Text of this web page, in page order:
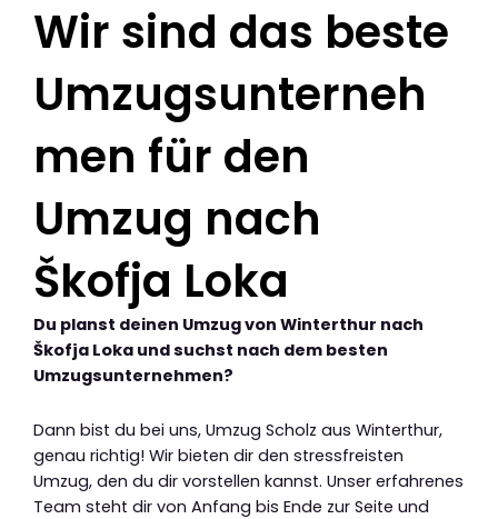
Wir sind das beste
Umzugsunterneh
men für den
Umzug nach
Škofja Loka
Du planst deinen Umzug von Winterthur nach
Škofja Loka und suchst nach dem besten
Umzugsunternehmen?
Dann bist du bei uns, Umzug Scholz aus Winterthur,
genau richtig! Wir bieten dir den stressfreisten
Umzug, den du dir vorstellen kannst. Unser erfahrenes
Team steht dir von Anfang bis Ende zur Seite und